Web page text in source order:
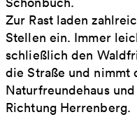
Zur Rast laden
Stellen ein. Immer
schließlich den
die Straße und nimmt
Naturfreundehaus
Richtung Herrenberg.